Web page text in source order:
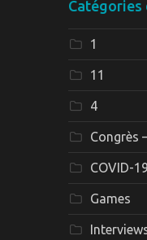
Catégories
1
11
4
Congrès
COVID-19
Games